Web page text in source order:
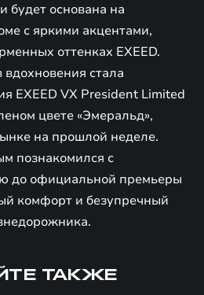
будет основана на
с яркими акцентами,
оттенках EXEED.
стала
EXEED VX President Limited
цвете «Эмеральд»,
на прошлой неделе.
познакомился с
до официальной премьеры
комфорт и безупречный
ТАКЖЕ